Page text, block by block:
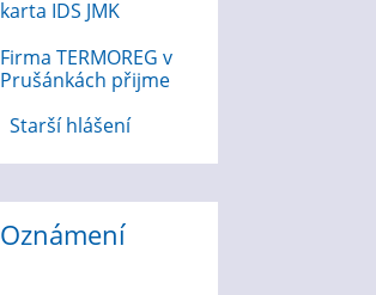
karta IDS JMK
Firma TERMOREG v
Prušánkách přijme
Starší hlášení
Oznámení